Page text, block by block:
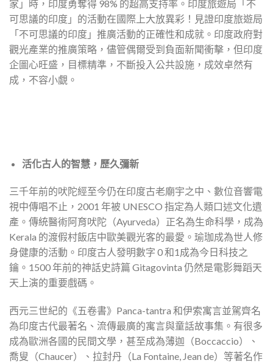
家」時，印度勇奪得 98% 的超高支持率。印度旅遊局「不
可思議的印度」的活動在國際上大放異彩！見證印度旅遊局
「不可思議的印度」推廣活動的正確性和成就。印度政府對
觀光產業的推廣策略，儘管偶爾受到負面新聞衝擊，但印度
企圖心旺盛，目標精準，不斷投入公共設施，成效卓然有
成，不容小覷。
活化古人的智慧，歷久彌新
三千年前的吠陀經至今仍在印度古老廟宇之中、數位音響電
視中傳唱不止，2001 年被 UNESCO 指定為人類口述文化遺
產。傳統醫術阿育吠陀（Ayurveda）正名為生命科學，成為
Kerala 的渡假村飯店中歐美觀光客的最愛。瑜珈成為世人修
身健康的活動。印度古人發明數字 0 和1成為今日科技之
鑰。1500 年前的神話史詩篇 Gitagovinta 仍然是電影舞蹈天
天上演的重要戲碼。
西元三世紀的《五卷書》Panca-tantra 和伊索寓言並駕齊名
為印度古代最著名、流傳最廣的寓言與童話故事集。有很多
成為歐洲各國的民間文學，甚至成為薄迦（Boccaccio）、
喬叟（Chaucer）、拉封丹（La Fontaine, Jean de）等著名作